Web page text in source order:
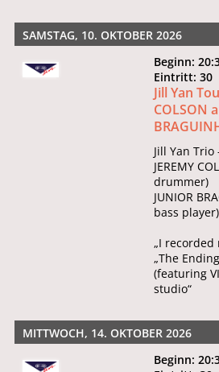
SAMSTAG, 10. OKTOBER 2026
Beginn:
Eintritt: 30
Jill Yan
COLSON
Jill Yan
JEREMY
drummer)
JUNIOR
bass player)
„I
„The
(featuring
studio“
MITTWOCH, 14. OKTOBER 2026
Beginn: